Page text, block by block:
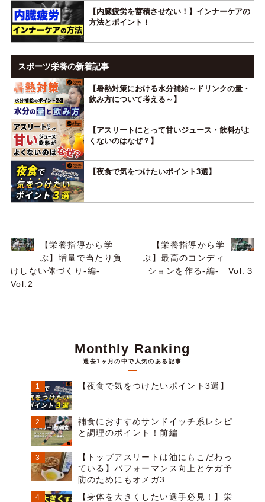
【内臓疲労を蓄積させない！】インナーケアの
方法とポイント！
スポーツ栄養の新着記事
【暑熱対策における水分補給～ドリンクの量・
飲み方について考える～】
【アスリートにとって甘いジュース・飲料がよ
くないのはなぜ？】
【夜食で気をつけたいポイント3選】
【栄養指導から学
ぶ】増量で当たり負
けしない体づくり-編-
Vol.2
【栄養指導から学
ぶ】最高のコンディ
ションを作る-編- Vol.３
Monthly Ranking
過去1ヶ月の中で人気のある記事
【夜食で気をつけたいポイント3選】
補食におすすめサンドイッチ系レシピ
と調理のポイント！前編
【トップアスリートは油にもこだわっ
ている】パフォーマンス向上とケガ予
防のためにもオメガ3
【身体を大きくしたい選手必見！】栄